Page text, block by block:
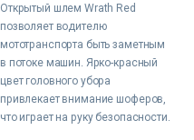
Открытый шлем Wrath Red
позволяет водителю
мототранспорта быть заметным
в потоке машин. Ярко-красный
цвет головного убора
привлекает внимание шоферов,
что играет на руку безопасности.